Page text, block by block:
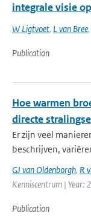
integrale visie
W Ligtvoet, L van Bree,
Publication
Hoe warmen
directe
Er zijn veel
beschrijven,
GJ van Oldenborgh, R
Kenniscentrum | Year:
Publication